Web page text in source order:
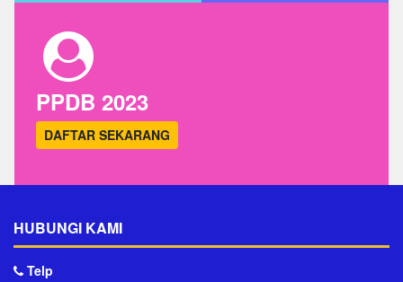
PPDB 2023
DAFTAR SEKARANG
HUBUNGI KAMI
Telp